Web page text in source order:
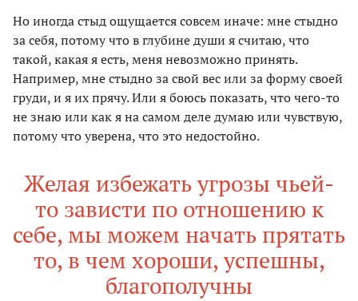
Но иногда стыд ощущается совсем иначе: мне стыдно
за себя, потому что в глубине души я считаю, что
такой, какая я есть, меня невозможно принять.
Например, мне стыдно за свой вес или за форму своей
груди, и я их прячу. Или я боюсь показать, что чего-то
не знаю или как я на самом деле думаю или чувствую,
потому что уверена, что это недостойно.
Желая избежать угрозы чьей-
то зависти по отношению к
себе, мы можем начать прятать
то, в чем хороши, успешны,
благополучны